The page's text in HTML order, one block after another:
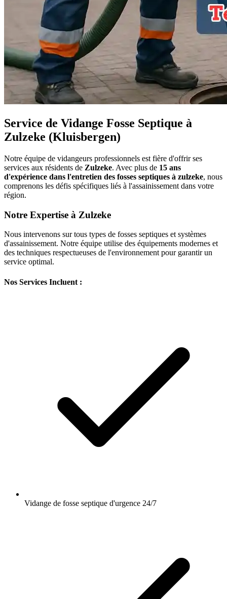
Service de Vidange Fosse Septique à
Zulzeke (Kluisbergen)
Notre équipe de vidangeurs professionnels est fière d'offrir ses
services aux résidents de Zulzeke. Avec plus de 15 ans
d'expérience dans l'entretien des fosses septiques à zulzeke, nous
comprenons les défis spécifiques liés à l'assainissement dans votre
région.
Notre Expertise à Zulzeke
Nous intervenons sur tous types de fosses septiques et systèmes
d'assainissement. Notre équipe utilise des équipements modernes et
des techniques respectueuses de l'environnement pour garantir un
service optimal.
Nos Services Incluent :
Vidange de fosse septique d'urgence 24/7